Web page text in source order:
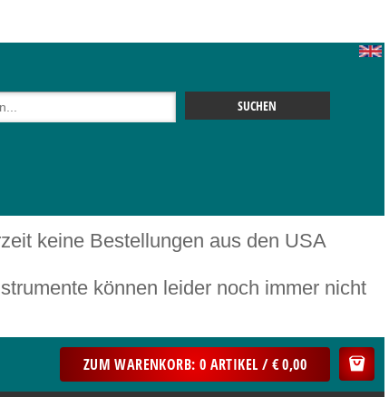
keine Bestellungen aus den USA
können leider noch immer nicht
ZUM WARENKORB: 0 ARTIKEL / € 0,00